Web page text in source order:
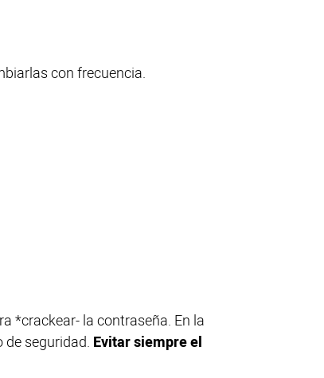
con frecuencia.
*crackear- la contraseña. En la
seguridad. Evitar siempre el